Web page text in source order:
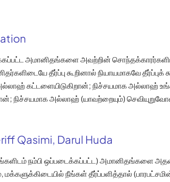
அமானிதங்களை அவற்றின்
தீர்ப்பு கூறினால் நியாயமாகவே
கட்டளையிடுகிறான்; நிச்சயமாக அல்லாஹ்
நிச்சயமாக அல்லாஹ் (யாவற்றையும்)
Qasimi, Darul Huda
நம்பி ஒப்படைக்கப்பட்ட) அமானிதங்களை
மக்களுக்கிடையில் நீங்கள் தீர்ப்பளித்தால்